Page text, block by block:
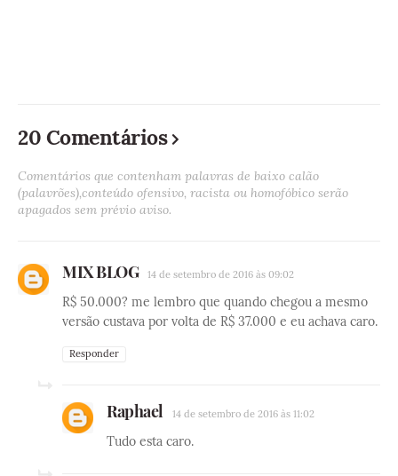
20 Comentários
Comentários que contenham palavras de baixo calão
(palavrões),conteúdo ofensivo, racista ou homofóbico serão
apagados sem prévio aviso.
MIX BLOG 14 de setembro de 2016 às 09:02
R$ 50.000? me lembro que quando chegou a mesmo
versão custava por volta de R$ 37.000 e eu achava caro.
Responder
Raphael 14 de setembro de 2016 às 11:02
Tudo esta caro.